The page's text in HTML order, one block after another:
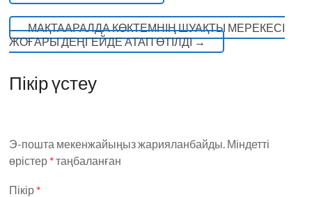
МАҚТААРАЛДА КӨКТЕМНІҢ ШУАҚТЫ МЕРЕКЕСІ
ЖОҒАРЫ ДЕҢГЕЙДЕ АТАП ӨТІЛДІ→
Пікір үстеу
Э-пошта мекенжайыңыз жарияланбайды. Міндетті
өрістер *таңбаланған
Пікір *